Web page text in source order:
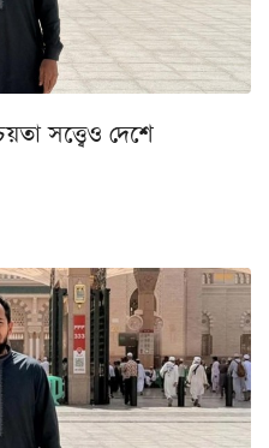
সত্ত্বেও দেশে